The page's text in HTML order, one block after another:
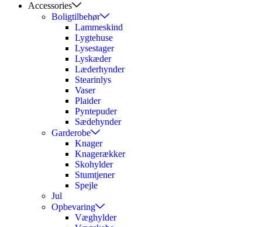
Accessories
Boligtilbehør
Lammeskind
Lygtehuse
Lysestager
Lyskæder
Læderhynder
Stearinlys
Vaser
Plaider
Pyntepuder
Sædehynder
Garderobe
Knager
Knagerækker
Skohylder
Stumtjener
Spejle
Jul
Opbevaring
Væghylder